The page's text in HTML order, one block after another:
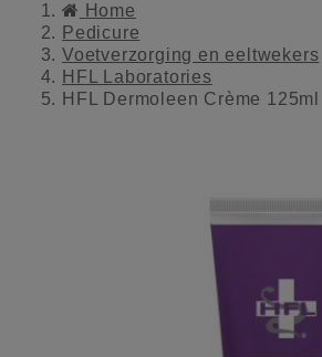
Home
Pedicure
Voetverzorging en eeltwekers
HFL Laboratories
HFL Dermoleen Crème 125ml